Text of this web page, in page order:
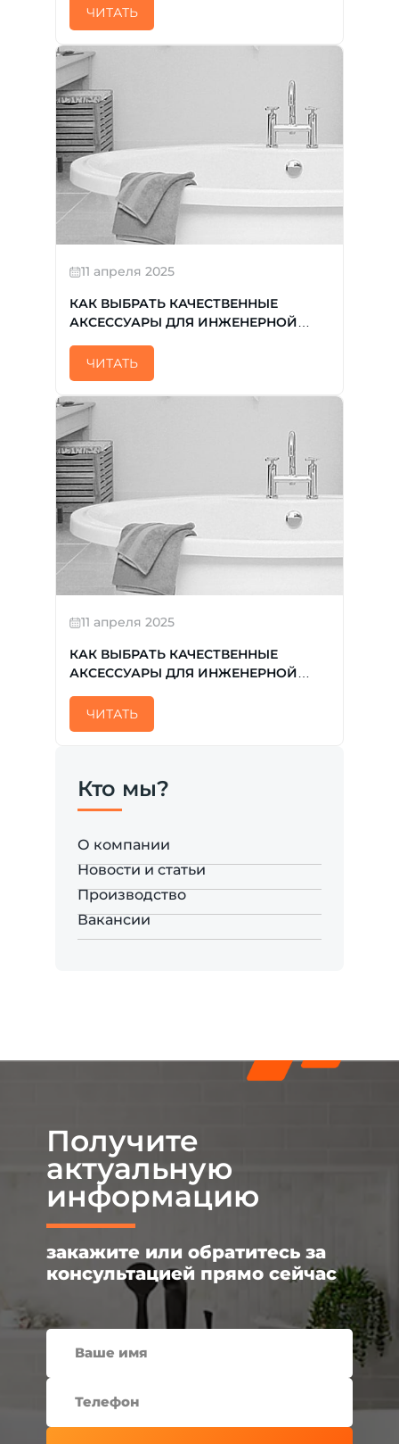
Кто мы?
О компании
Новости и статьи
Производство
Вакансии
ЧИТАТЬ
11 апреля 2025
КАК ВЫБРАТЬ КАЧЕСТВЕННЫЕ
АКСЕССУАРЫ ДЛЯ ИНЖЕНЕРНОЙ
ЧИТАТЬ
11 апреля 2025
КАК ВЫБРАТЬ КАЧЕСТВЕННЫЕ
АКСЕССУАРЫ ДЛЯ ИНЖЕНЕРНОЙ
ЧИТАТЬ
Получите
актуальную
информацию
закажите или обратитесь за
консультацией прямо сейчас